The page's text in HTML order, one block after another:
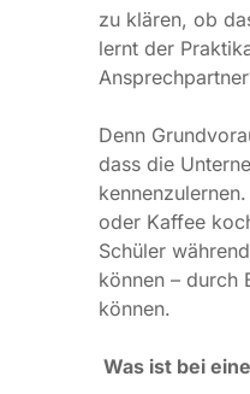
Denn
die
ist – leider –
im wahrsten
und die
Was ist bei
Sind die
Das
nur der